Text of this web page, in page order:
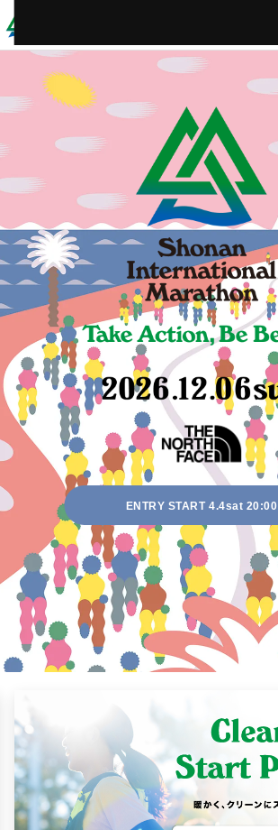
エントリー情報
大会情報
レース情報
ボランティア
関連イベント
ENTRY START 4.4sat 20:00